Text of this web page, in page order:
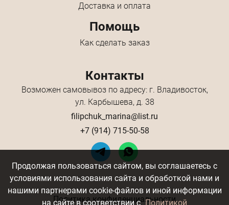
Доставка и оплата
Помощь
Как сделать заказ
Контакты
Возможен самовывоз по адресу: г. Владивосток,
ул. Карбышева, д. 38
filipchuk_marina@list.ru
+7 (914) 715-50-58
Политика конфиденциальности
Продолжая пользоваться сайтом, вы соглашаетесь с
условиями использования сайта и обработкой нами и
нашими партнерами cookie-файлов и иной информации
на сайте в соответствии с Политикой